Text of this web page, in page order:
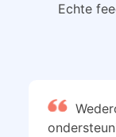
Echte